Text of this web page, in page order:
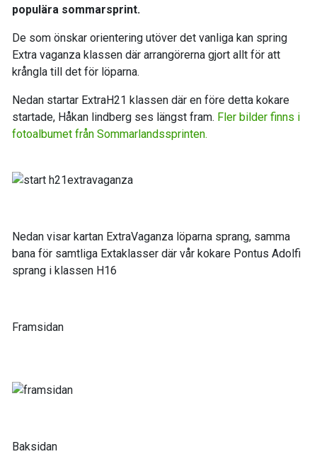
populära sommarsprint.
De som önskar orientering utöver det vanliga kan spring
Extra vaganza klassen där arrangörerna gjort allt för att
krångla till det för löparna.
Nedan startar ExtraH21 klassen där en före detta kokare
startade, Håkan lindberg ses längst fram. Fler bilder finns i
fotoalbumet från Sommarlandssprinten.
Nedan visar kartan ExtraVaganza löparna sprang, samma
bana för samtliga Extaklasser där vår kokare Pontus Adolfi
sprang i klassen H16
Framsidan
Baksidan